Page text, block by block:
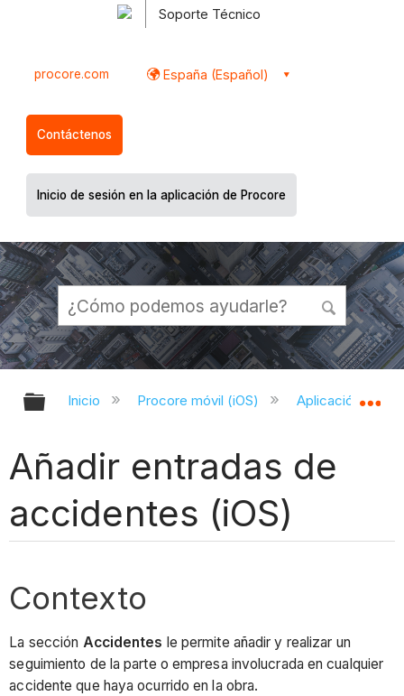
Soporte Técnico
procore.com España (Español)
Contáctenos
Inicio de sesión en la aplicación de Procore
Expandir/contraer jerarquía global
Inicio Procore móvil (iOS) Aplicación
Añadir entradas de
accidentes (iOS)
Contexto
La sección Accidentes le permite añadir y realizar un
seguimiento de la parte o empresa involucrada en cualquier
accidente que haya ocurrido en la obra.